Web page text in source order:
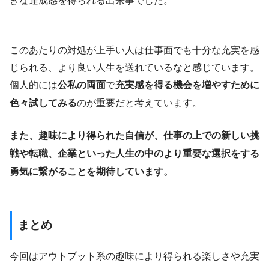
このあたりの対処が上手い人は仕事面でも十分な充実を感
じられる、より良い人生を送れているなと感じています。
個人的には公私の両面で充実感を得る機会を増やすために
色々試してみるのが重要だと考えています。
また、趣味により得られた自信が、仕事の上での新しい挑
戦や転職、企業といった人生の中のより重要な選択をする
勇気に繋がることを期待しています。
まとめ
今回はアウトプット系の趣味により得られる楽しさや充実